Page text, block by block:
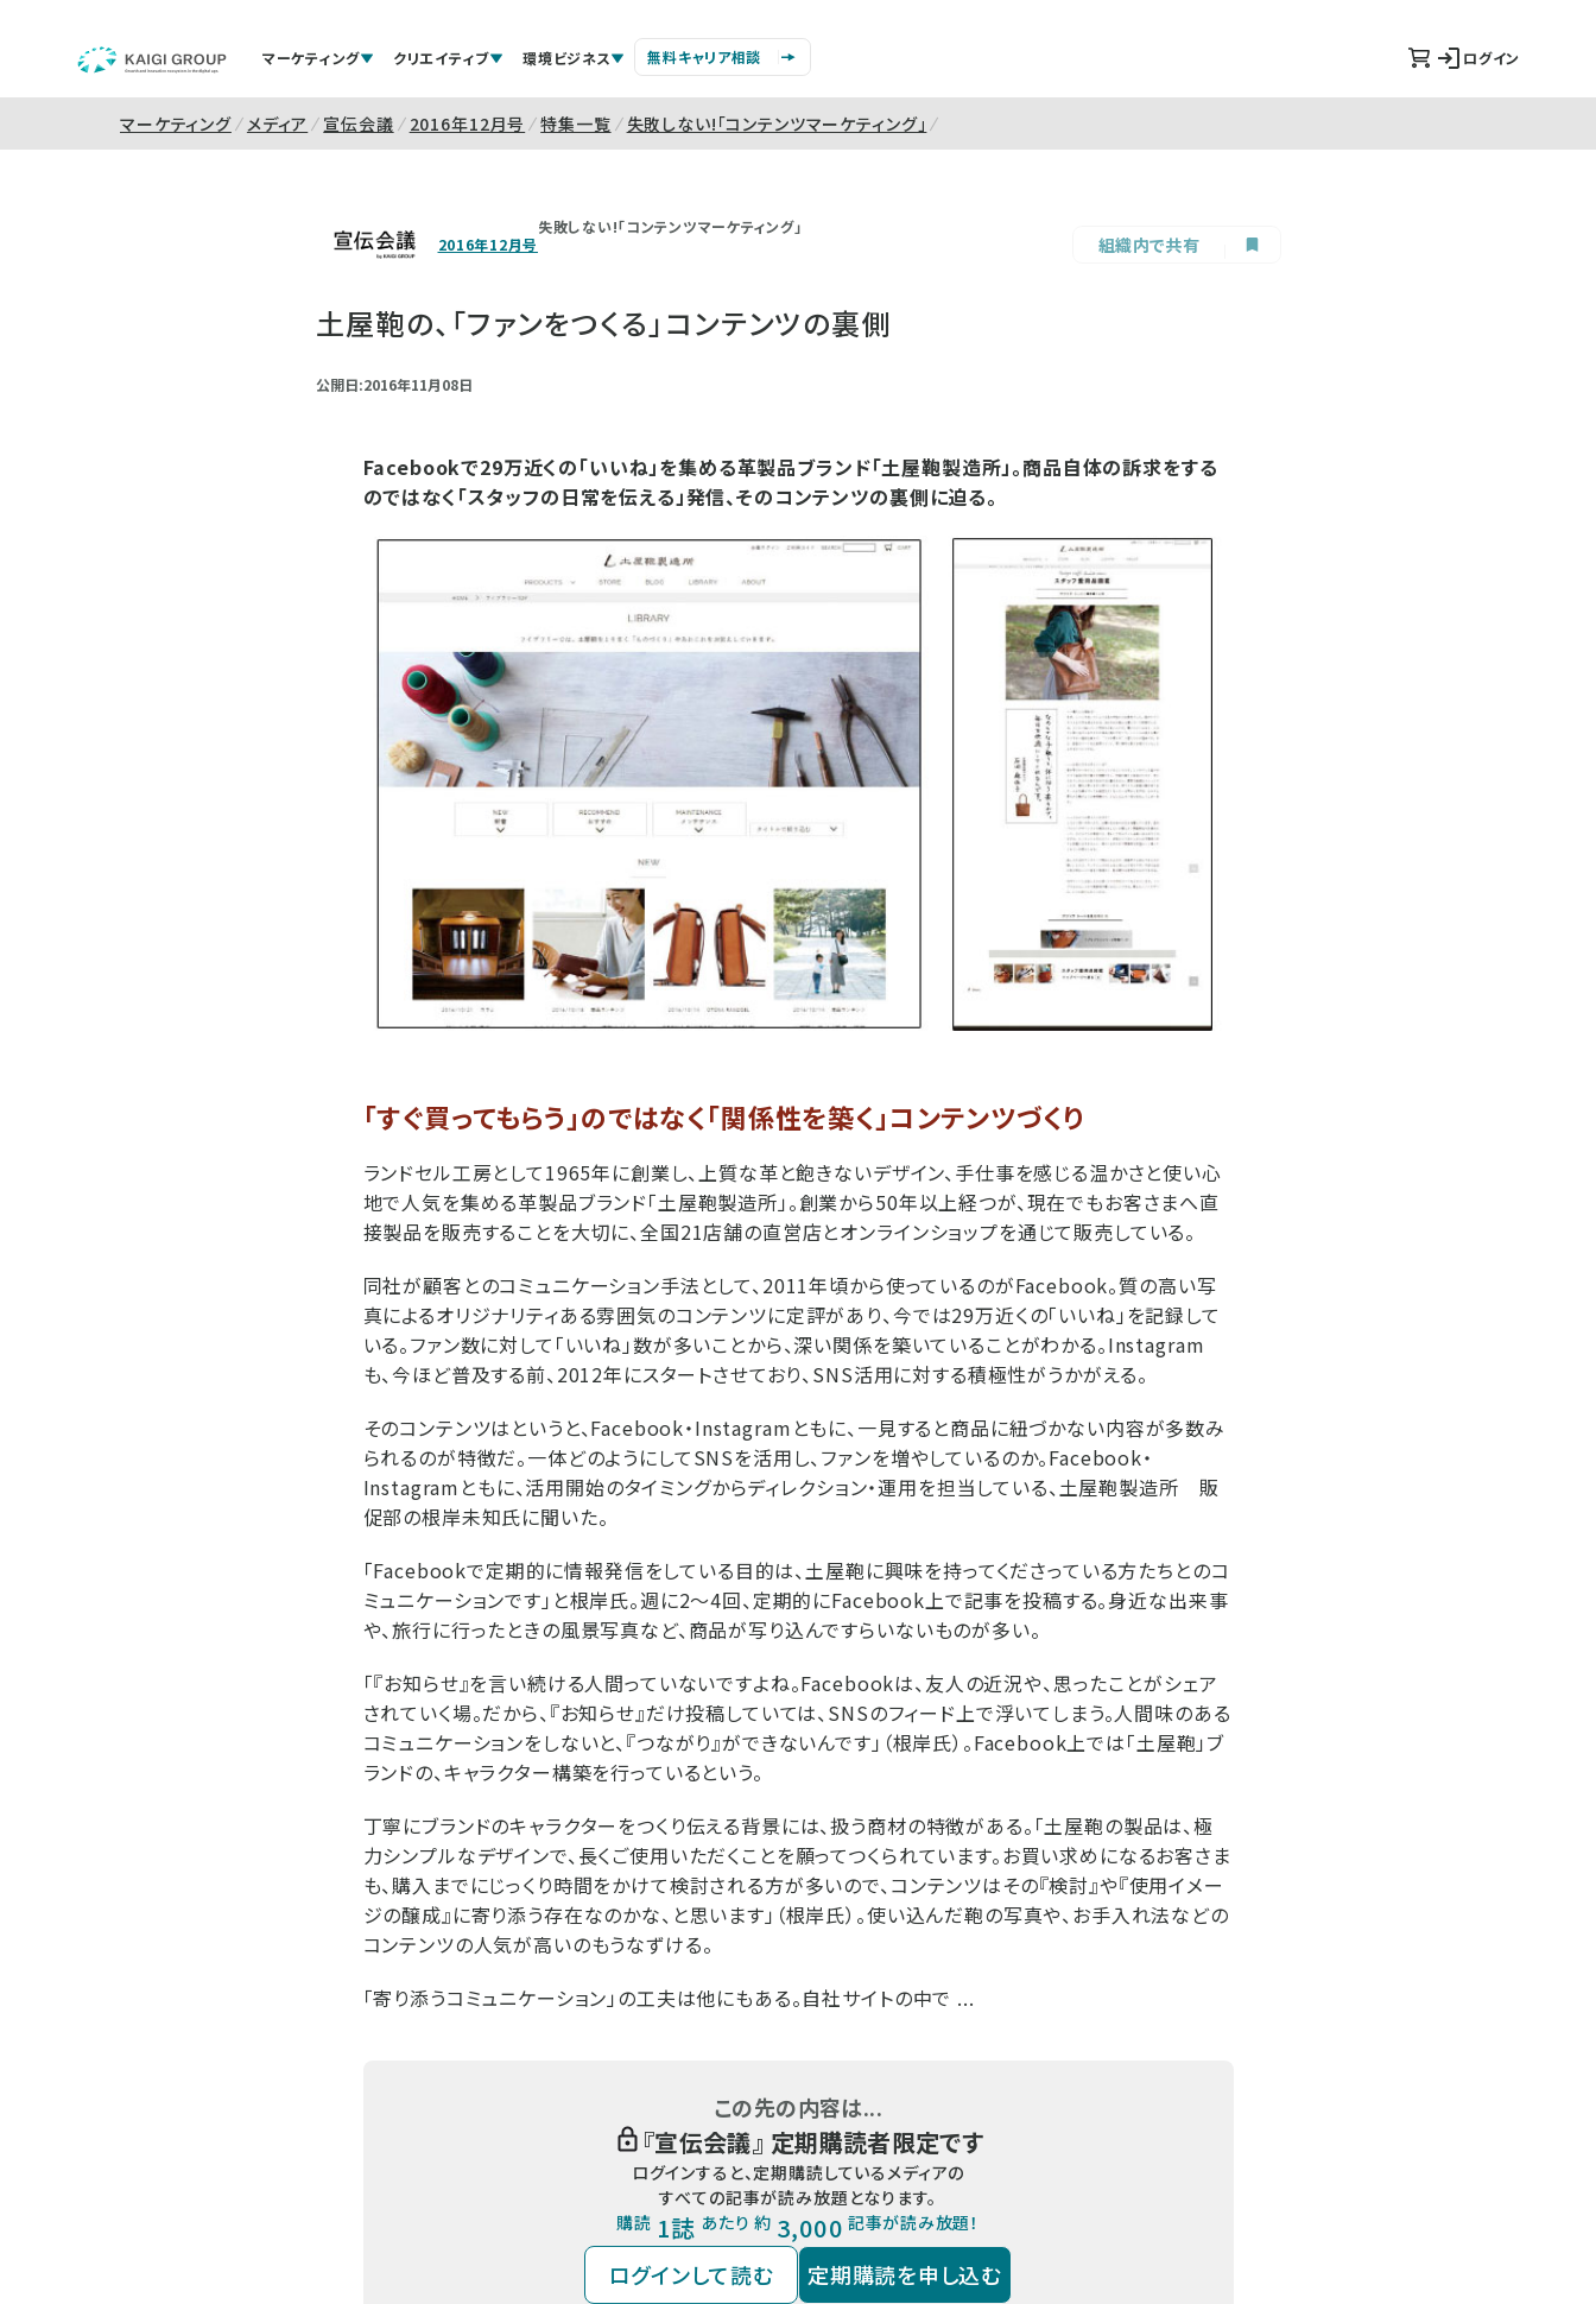
マーケティング クリエイティブ 環境ビジネス 無料キャリア相談 ログイン
マーケティング メディア 宣伝会議 2016年12月号 特集一覧 失敗しない!「コンテンツマーケティング」
2016年12月号
失敗しない!「コンテンツマーケティング」
組織内で共有
土屋鞄の、「ファンをつくる」コンテンツの裏側
公開日:2016年11月08日
Facebookで29万近くの「いいね」を集める革製品ブランド「土屋鞄製造所」。商品自体の訴求をする
のではなく「スタッフの日常を伝える」発信、そのコンテンツの裏側に迫る。
「すぐ買ってもらう」のではなく「関係性を築く」コンテンツづくり
ランドセル工房として1965年に創業し、上質な革と飽きないデザイン、手仕事を感じる温かさと使い心
地で人気を集める革製品ブランド「土屋鞄製造所」。創業から50年以上経つが、現在でもお客さまへ直
接製品を販売することを大切に、全国21店舗の直営店とオンラインショップを通じて販売している。
同社が顧客とのコミュニケーション手法として、2011年頃から使っているのがFacebook。質の高い写
真によるオリジナリティある雰囲気のコンテンツに定評があり、今では29万近くの「いいね」を記録して
いる。ファン数に対して「いいね」数が多いことから、深い関係を築いていることがわかる。Instagram
も、今ほど普及する前、2012年にスタートさせており、SNS活用に対する積極性がうかがえる。
そのコンテンツはというと、Facebook・Instagramともに、一見すると商品に紐づかない内容が多数み
られるのが特徴だ。一体どのようにしてSNSを活用し、ファンを増やしているのか。Facebook・
Instagramともに、活用開始のタイミングからディレクション・運用を担当している、土屋鞄製造所 販
促部の根岸未知氏に聞いた。
「Facebookで定期的に情報発信をしている目的は、土屋鞄に興味を持ってくださっている方たちとのコ
ミュニケーションです」と根岸氏。週に2～4回、定期的にFacebook上で記事を投稿する。身近な出来事
や、旅行に行ったときの風景写真など、商品が写り込んですらいないものが多い。
「『お知らせ』を言い続ける人間っていないですよね。Facebookは、友人の近況や、思ったことがシェア
されていく場。だから、『お知らせ』だけ投稿していては、SNSのフィード上で浮いてしまう。人間味のある
コミュニケーションをしないと、『つながり』ができないんです」（根岸氏）。Facebook上では「土屋鞄」ブ
ランドの、キャラクター構築を行っているという。
丁寧にブランドのキャラクターをつくり伝える背景には、扱う商材の特徴がある。「土屋鞄の製品は、極
力シンプルなデザインで、長くご使用いただくことを願ってつくられています。お買い求めになるお客さま
も、購入までにじっくり時間をかけて検討される方が多いので、コンテンツはその『検討』や『使用イメー
ジの醸成』に寄り添う存在なのかな、と思います」（根岸氏）。使い込んだ鞄の写真や、お手入れ法などの
コンテンツの人気が高いのもうなずける。
「寄り添うコミュニケーション」の工夫は他にもある。自社サイトの中で ...
この先の内容は...
『宣伝会議』 定期購読者限定です
ログインすると、定期購読しているメディアの
すべての記事が読み放題となります。
購読 1誌 あたり 約 3,000 記事が読み放題！
ログインして読む 定期購読を申し込む